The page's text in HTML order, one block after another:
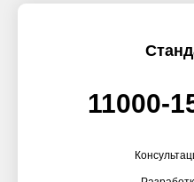
11000-